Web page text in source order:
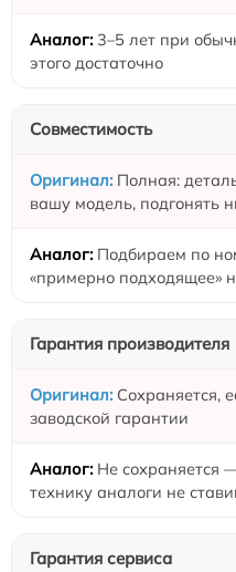
3–5 лет при
этого достаточно
Совместимость
Полная:
вашу модель, подгонять
Подбираем по
«примерно подходящее»
Гарантия производителя
Сохраняется,
заводской гарантии
Не сохраняется
технику аналоги не
Гарантия сервиса